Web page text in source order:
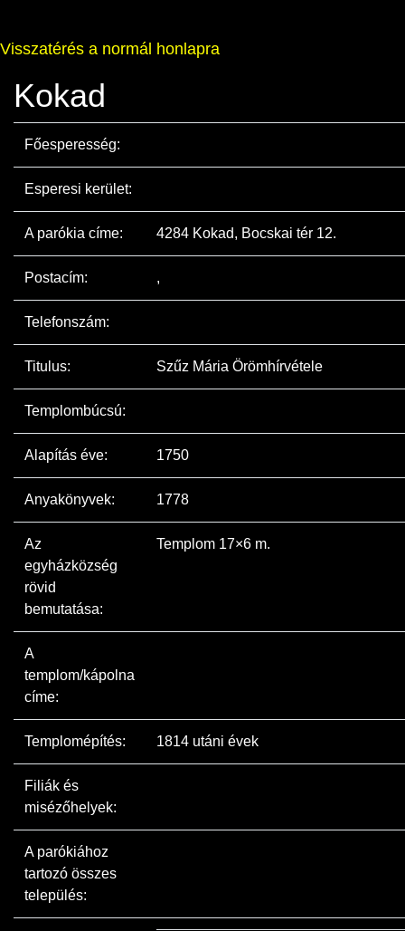
Visszatérés a normál honlapra
Kokad
Főesperesség:
Esperesi kerület:
A parókia címe: 4284 Kokad, Bocskai tér 12.
Postacím: ,
Telefonszám:
Titulus: Szűz Mária Örömhírvétele
Templombúcsú:
Alapítás éve: 1750
Anyakönyvek: 1778
Az
egyházközség
rövid
bemutatása:
Templom 17×6 m.
A
templom/kápolna
címe:
Templomépítés: 1814 utáni évek
Filiák és
misézőhelyek:
A parókiához
tartozó összes
település: